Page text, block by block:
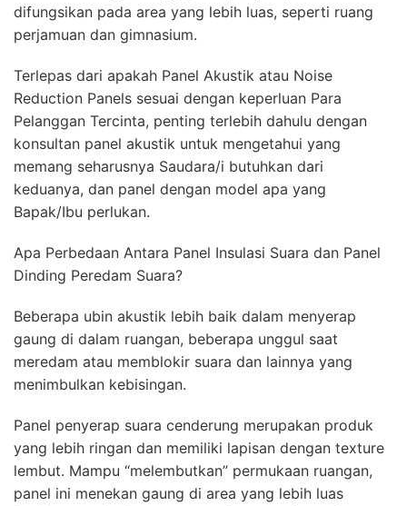
difungsikan pada area yang lebih luas, seperti ruang
perjamuan dan gimnasium.
Terlepas dari apakah Panel Akustik atau Noise
Reduction Panels sesuai dengan keperluan Para
Pelanggan Tercinta, penting terlebih dahulu dengan
konsultan panel akustik untuk mengetahui yang
memang seharusnya Saudara/i butuhkan dari
keduanya, dan panel dengan model apa yang
Bapak/Ibu perlukan.
Apa Perbedaan Antara Panel Insulasi Suara dan Panel
Dinding Peredam Suara?
Beberapa ubin akustik lebih baik dalam menyerap
gaung di dalam ruangan, beberapa unggul saat
meredam atau memblokir suara dan lainnya yang
menimbulkan kebisingan.
Panel penyerap suara cenderung merupakan produk
yang lebih ringan dan memiliki lapisan dengan texture
lembut. Mampu “melembutkan” permukaan ruangan,
panel ini menekan gaung di area yang lebih luas